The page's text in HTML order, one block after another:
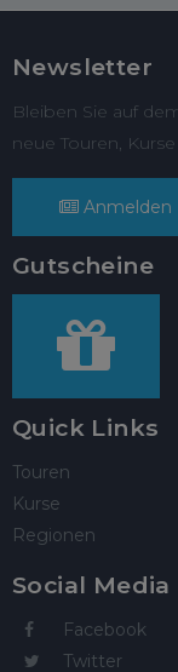
Newsletter
Bleiben Sie auf
neue Touren,
Anmelden
Gutscheine
Quick Links
Touren
Kurse
Regionen
Social Media
Facebook
Twitter